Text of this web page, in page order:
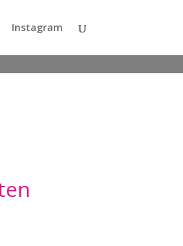
Instagram